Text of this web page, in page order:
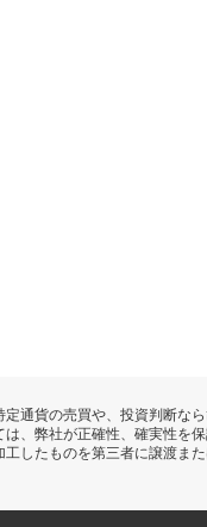
通貨の売買や、投資判断な
、弊社が正確性、確実性を
したものを第三者に譲渡ま